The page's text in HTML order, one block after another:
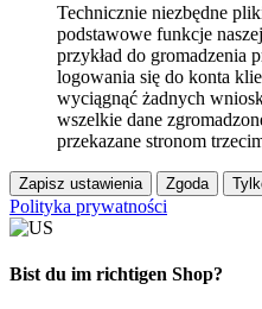
Technicznie niezbędne
podstawowe funkcje
przykład do gromadzenia
logowania się do konta
wyciągnąć żadnych
wszelkie dane
przekazane stronom
Zapisz ustawienia Zgoda
Polityka prywatności
Bist du im richtigen Shop?